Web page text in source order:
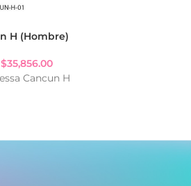
H (Hombre)
$35,856.00
Cancun H
- Resistencia